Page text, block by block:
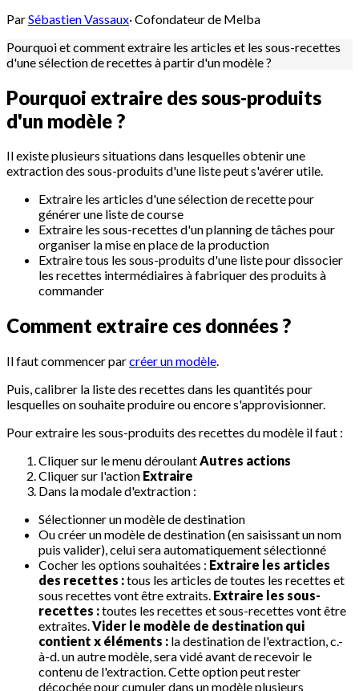
ParSébastien Vassaux·Cofondateur de Melba
Pourquoi et comment extraire les articles et les sous-recettes
d'une sélection de recettes à partir d'un modèle ?
Pourquoi extraire des sous-produits
d'un modèle ?
Il existe plusieurs situations dans lesquelles obtenir une
extraction des sous-produits d'une liste peut s'avérer utile.
Extraire les articles d'une sélection de recette pour
générer une liste de course
Extraire les sous-recettes d'un planning de tâches pour
organiser la mise en place de la production
Extraire tous les sous-produits d'une liste pour dissocier
les recettes intermédiaires à fabriquer des produits à
commander
Comment extraire ces données ?
Il faut commencer parcréer un modèle.
Puis, calibrer la liste des recettes dans les quantités pour
lesquelles on souhaite produire ou encore s'approvisionner.
Pour extraire les sous-produits des recettes du modèle il faut :
Cliquer sur le menu déroulantAutres actions
Cliquer sur l'action Extraire
Dans la modale d'extraction :
Sélectionner un modèle de destination
Ou créer un modèle de destination (en saisissant un nom
puis valider), celui sera automatiquement sélectionné
Cocher les options souhaitées : Extraire les articles
des recettes :tous les articles de toutes les recettes et
sous recettes vont être extraits. Extraire les sous-
recettes :toutes les recettes et sous-recettes vont être
extraites.Vider le modèle de destination qui
contient x éléments : la destination de l'extraction, c.-
à-d. un autre modèle, sera vidé avant de recevoir le
contenu de l'extraction. Cette option peut rester
décochée pour cumuler dans un modèle plusieurs